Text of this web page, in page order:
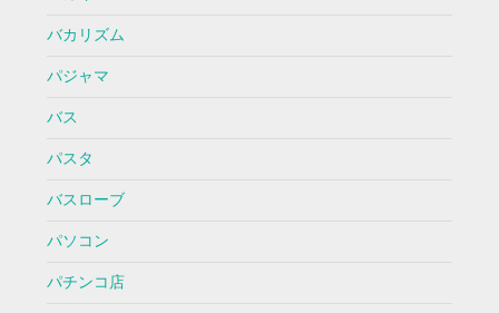
バカリズム
パジャマ
バス
パスタ
バスローブ
パソコン
パチンコ店